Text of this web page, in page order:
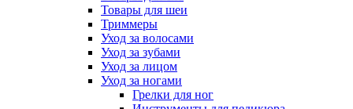
Товары для шеи
Триммеры
Уход за волосами
Уход за зубами
Уход за лицом
Уход за ногами
Грелки для ног